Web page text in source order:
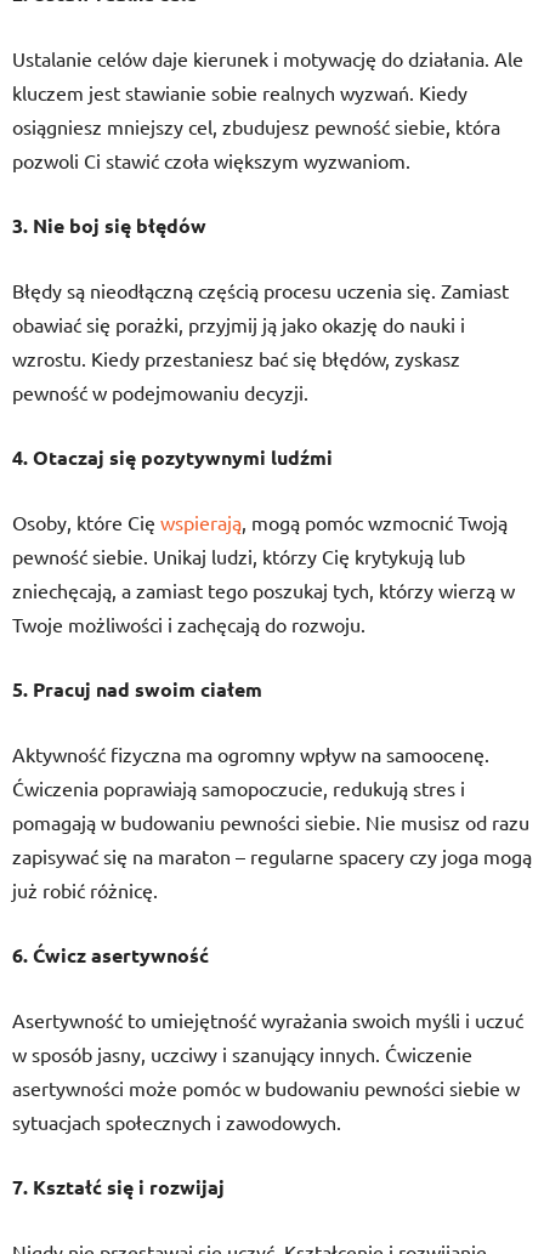
Ustalanie celów daje kierunek i motywację do działania. Ale
kluczem jest stawianie sobie realnych wyzwań. Kiedy
osiągniesz mniejszy cel, zbudujesz pewność siebie, która
pozwoli Ci stawić czoła większym wyzwaniom.
3. Nie boj się błędów
Błędy są nieodłączną częścią procesu uczenia się. Zamiast
obawiać się porażki, przyjmij ją jako okazję do nauki i
wzrostu. Kiedy przestaniesz bać się błędów, zyskasz
pewność w podejmowaniu decyzji.
4. Otaczaj się pozytywnymi ludźmi
Osoby, które Cię wspierają, mogą pomóc wzmocnić Twoją
pewność siebie. Unikaj ludzi, którzy Cię krytykują lub
zniechęcają, a zamiast tego poszukaj tych, którzy wierzą w
Twoje możliwości i zachęcają do rozwoju.
5. Pracuj nad swoim ciałem
Aktywność fizyczna ma ogromny wpływ na samoocenę.
Ćwiczenia poprawiają samopoczucie, redukują stres i
pomagają w budowaniu pewności siebie. Nie musisz od razu
zapisywać się na maraton – regularne spacery czy joga mogą
już robić różnicę.
6. Ćwicz asertywność
Asertywność to umiejętność wyrażania swoich myśli i uczuć
w sposób jasny, uczciwy i szanujący innych. Ćwiczenie
asertywności może pomóc w budowaniu pewności siebie w
sytuacjach społecznych i zawodowych.
7. Kształć się i rozwijaj